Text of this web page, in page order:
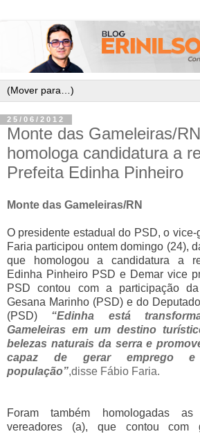
25/06/2012
Monte das Gameleiras/
homologa candidatura a
Prefeita Edinha Pinheiro
Monte das Gameleiras/RN
O presidente estadual do PSD, o
Faria participou ontem domingo (24),
que homologou a candidatura a
Edinha Pinheiro PSD e Demar vice
PSD contou com a participação da
Gesana Marinho (PSD) e do
(PSD) “Edinha está
Gameleiras em um destino
belezas naturais da serra e
capaz de gerar emprego
população”,disse Fábio Faria.
Foram também homologadas as
vereadores (a), que contou com